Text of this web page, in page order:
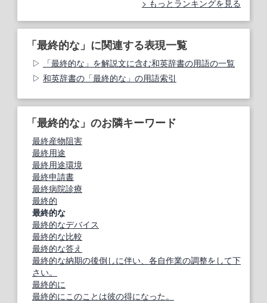
もっとランキングを見る
「最終的な」に関連する表現一覧
「最終的な」を解説文に含む和英辞書の用語の一覧
和英辞書の「最終的な」の用語索引
「最終的な」のお隣キーワード
最終産物阻害
最終用途
最終用途環境
最終申請書
最終病院診療
最終的
最終的な
最終的なデバイス
最終的な比較
最終的な答え
最終的な納期の後倒しに伴い、各自作業の調整をして下
さい。
最終的に
最終的にこのことは彼の得になった。